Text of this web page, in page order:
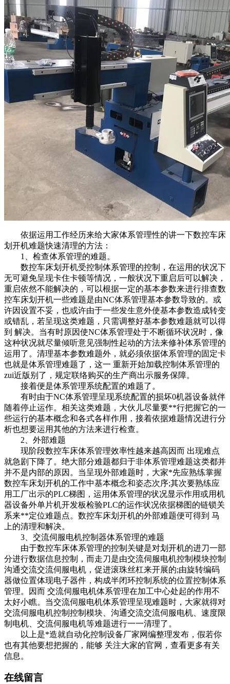
依据运用工作经历来给大家体系管理性的讲一下数控车床
划开机难题快速清理的方法：
1、检查体系管理的难题。
数控车床划开机受控制体系管理的控制，在运用的状况下
无可避免呈现卡住卡顿等情况，一般状况下重启后可以解决，
重启依然不能解决的，可以根据一定的基本参数来进行排查数
控车床划开机一些难题是由NC体系管理基本参数导致的。或
许因设置不妥，也或许由于一些发生意外使基本参数造成转变
或错乱，若呈现这类难题，只需调整好基本参数难题就可以得
到 解决。当有时原因使NC体系管理处于不断循环状况时，像
这种状况就尽量倾听意见强制性起动的方法来修补体系管理的
运用了。清理基本参数难题外，就必须依据体系管理的固定卡
也就是体系管理难题了，这一 重新开始加载控制体系管理的
zui近版别了，规定联络购买的生产商出示服务保障。
接着便是体系管理系统配置的难题了。
有时由于NC体系管理呈现系统配置的损坏0机器设备就伴
随着停止运作。相关这类难题，大伙儿尽量要**行把握它的一
些运行的基本概念和各式各样作用，接着依据难题情况进行分
析也想要运用其他的方法来进行检查。
2、外部难题
现阶段数控车床体系管理效率性越来越高因而 出现难点
就急剧下降了。绝大部分难题都归于非体系管理难题这类都并
并不是内部的原因。当呈现外部难题时，大家*先应熟练掌握
数控车床划开机的工作中基本概念和姿态次序;其次要熟练应
用工厂出示的PLC梯图，运用体系管理的状况显示作用或用机
器设备外单片机开发板检验PLC的运作状况依据梯图的链锁关
系来**定位难题点。数控车床划开机的外部难题便可得到 马
上的清理和解决。
3、交流伺服电机控制器体系管理的难题
由于数控车床体系管理的控制关键是对划开机的进刀一部
分进行数据信息控制，而走刀是由交流伺服电机控制模块控制
沟通交流交流伺服电机，促进滚珠丝杠来开展的;由旋转编码
器做位置体现电子器件，构成半闭环控制系统的位置控制体系
管理。因而 交流伺服电机体系管理在加工中心处起的作用不
太好小瞧。当交流伺服电机体系管理呈现难题时，大家就得对
交流伺服电机控制控制模块、沟通交流交流伺服电机、速度限
制电机、交流伺服电机等难题进行一一清理了。
以上是*造就自动化控制设备厂家网编整理发布，假若你
也有其他要想把握的，能够 关注大家的官网，查看更多有关
信息。
在线留言